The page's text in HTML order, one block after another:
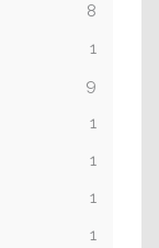
8
1
9
1
1
1
1